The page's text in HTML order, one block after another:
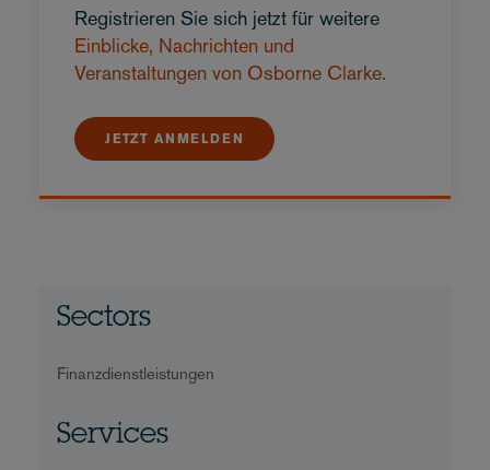
Registrieren Sie sich jetzt für weitere
Einblicke, Nachrichten und
Veranstaltungen von Osborne Clarke.
JETZT ANMELDEN
Sectors
Finanzdienstleistungen
Services